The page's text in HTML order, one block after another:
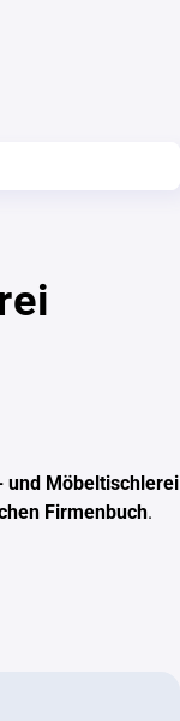
und Möbeltischlerei
Firmenbuch.